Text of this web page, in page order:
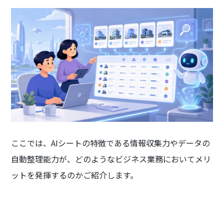
ここでは、AIシートの特徴である情報収集力やデータの
自動整理能力が、どのようなビジネス業務においてメリ
ットを発揮するのかご紹介します。